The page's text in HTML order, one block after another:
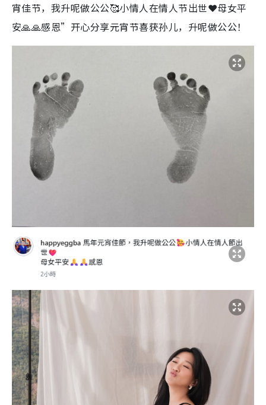
宵佳节，我升呢做公公🥰小情人在情人节出世❤️母女平
安🙏🙏感恩”开心分享元宵节喜获孙儿，升呢做公公！